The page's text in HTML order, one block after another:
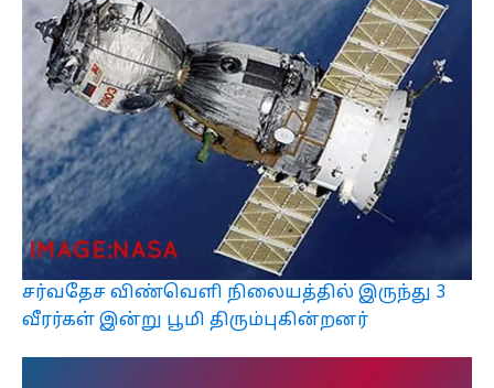
சர்வதேச விண்வெளி நிலையத்தில் இருந்து 3
வீரர்கள் இன்று பூமி திரும்புகின்றனர்